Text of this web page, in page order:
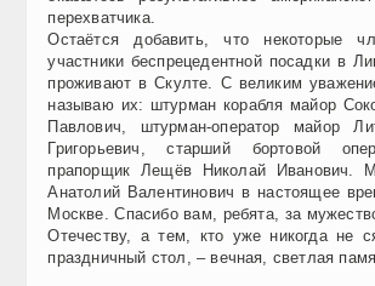
перехватчика.
Остаётся добавить, что некоторые
участники беспрецедентной посадки в
проживают в Скулте. С великим
называю их: штурман корабля майор
Павлович, штурман-оператор майор
Григорьевич, старший бортовой
прапорщик Лещёв Николай Иванович.
Анатолий Валентинович в настоящее
Москве. Спасибо вам, ребята, за
Отечеству, а тем, кто уже никогда не
праздничный стол, – вечная, светлая